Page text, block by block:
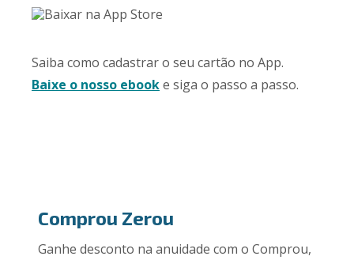
Saiba como cadastrar o seu cartão no App.
Baixe o nosso ebooke siga o passo a passo.
Comprou Zerou
Ganhe desconto na anuidade com o Comprou,